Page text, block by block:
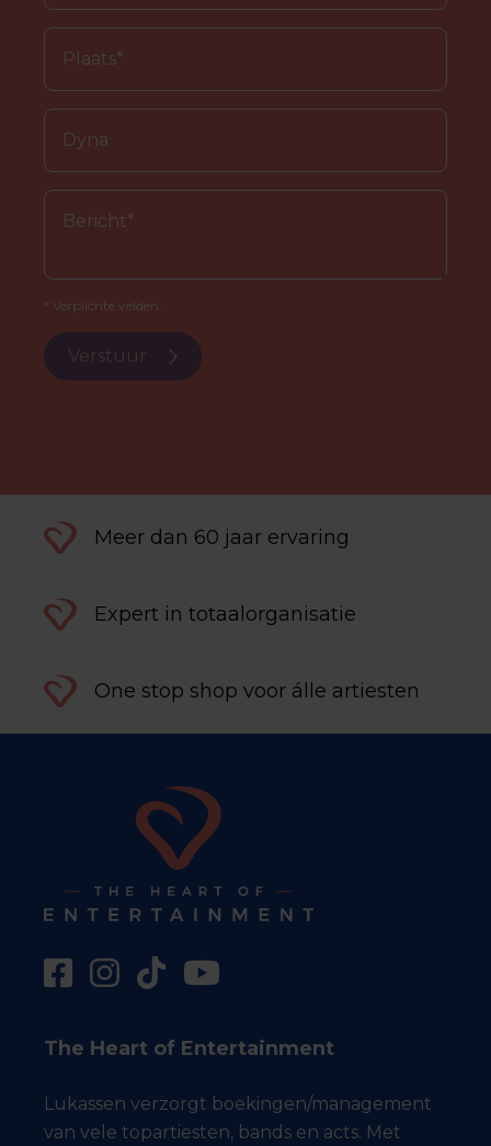
* Verplichte velden.
Verstuur
Meer dan 60 jaar ervaring
Expert in totaalorganisatie
One stop shop voor álle artiesten
The Heart of Entertainment
Lukassen verzorgt boekingen/management
van vele topartiesten, bands en acts. Met